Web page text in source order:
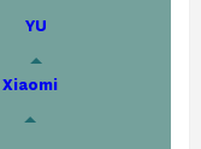
YU
Xiaomi